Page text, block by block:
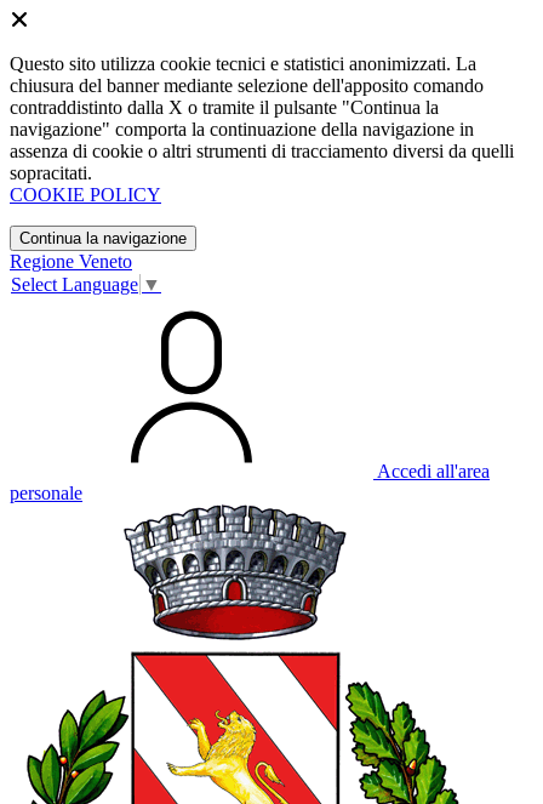
Questo sito utilizza cookie tecnici e statistici anonimizzati. La
chiusura del banner mediante selezione dell'apposito comando
contraddistinto dalla X o tramite il pulsante "Continua la
navigazione" comporta la continuazione della navigazione in
assenza di cookie o altri strumenti di tracciamento diversi da quelli
sopracitati.
COOKIE POLICY
Continua la navigazione
Regione Veneto
Select Language ▼
Accedi all'area
personale